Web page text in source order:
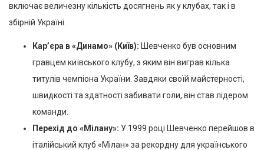
включає величезну кількість досягнень як у клубах, так і в
збірній Україні.
Кар’єра в «Динамо» (Київ): Шевченко був основним
гравцем київського клубу, з яким він виграв кілька
титулів чемпіона України. Завдяки своїй майстерності,
швидкості та здатності забивати голи, він став лідером
команди.
Перехід до «Мілану»: У 1999 році Шевченко перейшов в
італійський клуб «Мілан» за рекордну для українського